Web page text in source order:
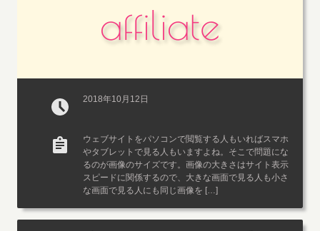
affiliate
2018年10月12日
ウェブサイトをパソコンで閲覧する人もいればスマホ
やタブレットで見る人もいますよね。そこで問題にな
るのが画像のサイズです。画像の大きさはサイト表示
スピードに関係するので、大きな画面で見る人も小さ
な画面で見る人にも同じ画像を […]